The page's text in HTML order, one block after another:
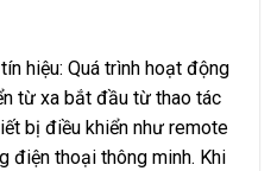
hiệu: Quá trình hoạt động
từ xa bắt đầu từ thao tác
bị điều khiển như remote
điện thoại thông minh. Khi